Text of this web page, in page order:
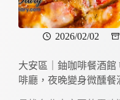
2026/02/02
大安區｜鈾咖啡餐酒館
啡廳，夜晚變身微醺餐